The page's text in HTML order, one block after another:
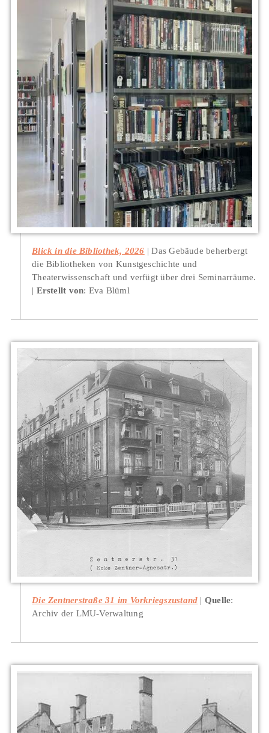
Blick in die Bibliothek, 2026
Das Gebäude beherbergt
die Bibliotheken von Kunstgeschichte und
Theaterwissenschaft und verfügt über drei Seminarräume.
Erstellt von: Eva Blüml
Die Zentnerstraße 31 im Vorkriegszustand Quelle:
Archiv der LMU-Verwaltung